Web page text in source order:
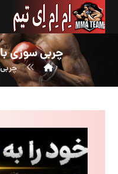
چربی سوزی